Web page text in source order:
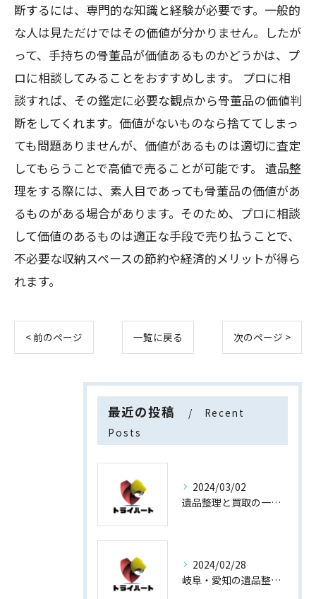
断するには、専門的な知識と経験が必要です。一般的
な人は見ただけではその価値が分かりません。したが
って、手持ちの骨董品が価値あるものかどうかは、プ
ロに相談してみることをおすすめします。 プロに相
談すれば、その鑑定に必要な観点から骨董品の価値判
断をしてくれます。価値がないものなら捨ててしまっ
ても問題ありませんが、価値があるものは適切に査定
してもらうことで高値で売ることが可能です。 遺品整
理をする際には、素人目であっても骨董品の価値があ
るものがある場合があります。そのため、プロに相談
して価値のあるものは適正な手段で売り払うことで、
不必要な収納スペースの節約や経済的メリットが得ら
れます。
< 前のページ 一覧に戻る 次のページ >
最近の投稿
Recent
Posts
2024/03/02
遺品整理と買取の一石二鳥
2024/02/28
岐阜・愛知の遺品整理と買取専門店【査定士が高額買取】